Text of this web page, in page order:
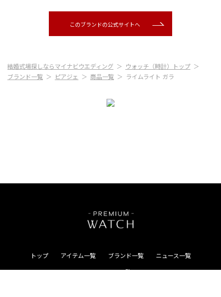
このブランドの公式サイトへ
結婚式場探しならマイナビウエディング
ウォッチ（時計）トップ
ブランド一覧
ピアジェ 商品一覧 ライムライト ガラ
トップ アイテム一覧 ブランド一覧
ニュース一覧
コンテンツ一覧